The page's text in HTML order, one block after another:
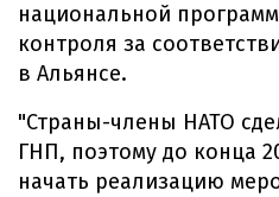
национальной
контроля за
в Альянсе.
"Страны-члены НАТО
ГНП, поэтому до конца
начать реализацию